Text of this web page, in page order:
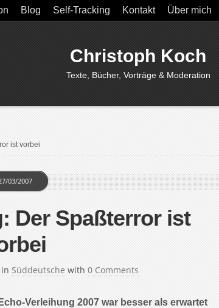
Blog Self-Tracking Kontakt Über mich
Christoph Koch
Texte, Bücher, Vorträge & Moderation
ist vorbei
Der Spaßterror ist
03/2007
in Süddeutsche with 0 Comments
Verleihung 2007 war besser als erwartet